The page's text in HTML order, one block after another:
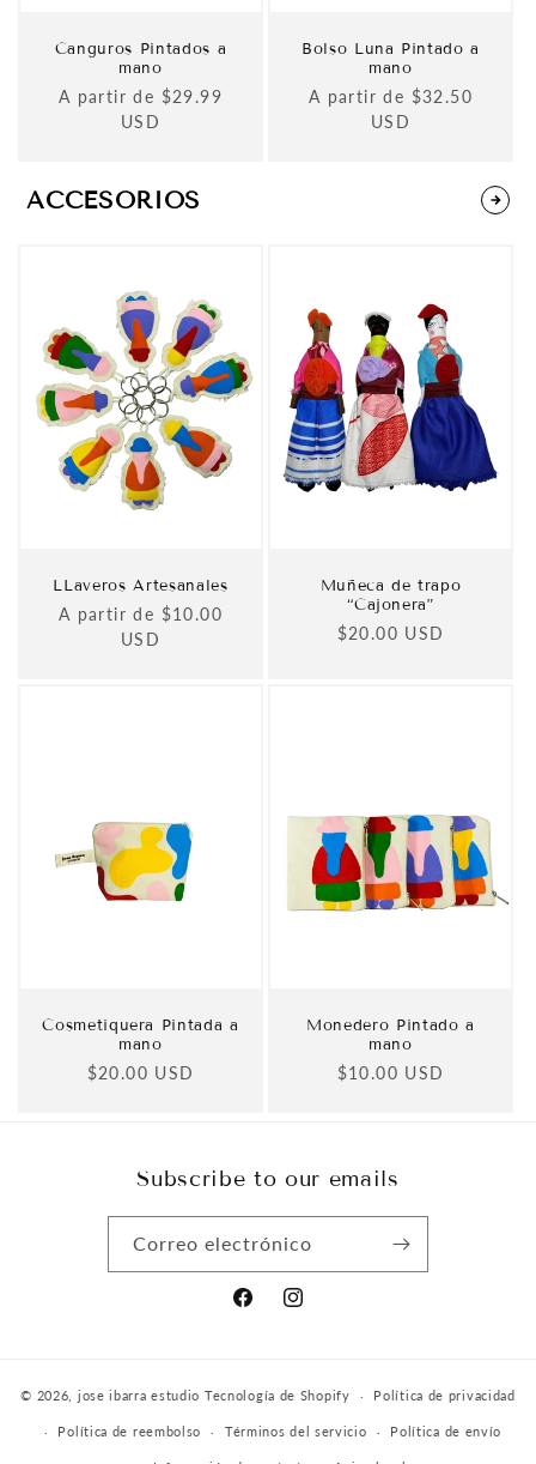
Canguros Pintados a
mano
Precio
A partir de $29.99
USD
Bolso Luna Pintado a
mano
Precio
A partir de $32.50
USD
ACCESORIOS
LLaveros Artesanales
Precio
A partir de $10.00
USD
Muñeca de trapo
“Cajonera”
Precio
$20.00 USD
Cosmetiquera Pintada a
mano
Precio
$20.00 USD
Monedero Pintado a
mano
Precio
$10.00 USD
Subscribe to our emails
Correo electrónico
FacebookInstagram
© 2026, jose ibarra estudio Tecnología de Shopify Política de privacidad
Política de reembolso Términos del servicio Política de envío